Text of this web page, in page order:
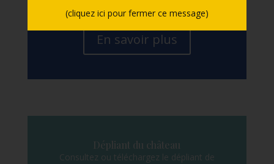
(cliquez ici pour fermer ce message)
En savoir plus
Dépliant du château
Consultez ou téléchargez le dépliant de